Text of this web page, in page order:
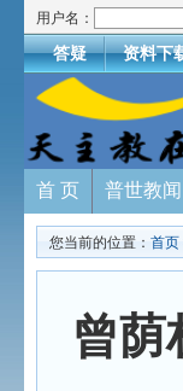
用户名：
答疑 资料下
首 页 普世教闻
您当前的位置： 首页
曾荫